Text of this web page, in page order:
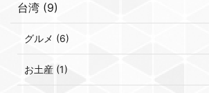
台湾 (9)
グルメ (6)
お土産 (1)